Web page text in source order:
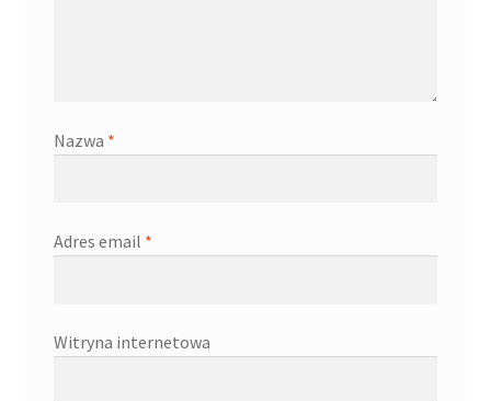
Nazwa *
Adres email *
Witryna internetowa